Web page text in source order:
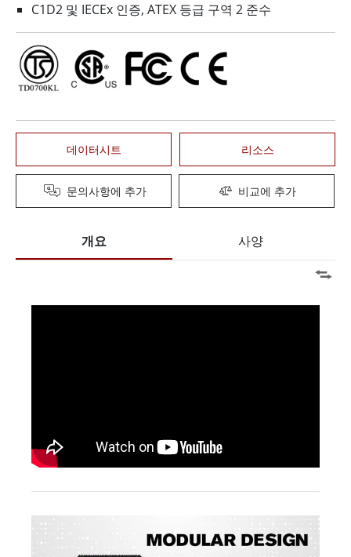
C1D2 및 IECEx 인증, ATEX 등급 구역 2 준수
데이터시트 리소스
문의사항에 추가 비교에 추가
개요 사양